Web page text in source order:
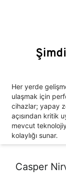
Her yerde
ulaşmak için
cihazlar; yapay
açısından kritik
mevcut
kolaylığı sunar.
Casper